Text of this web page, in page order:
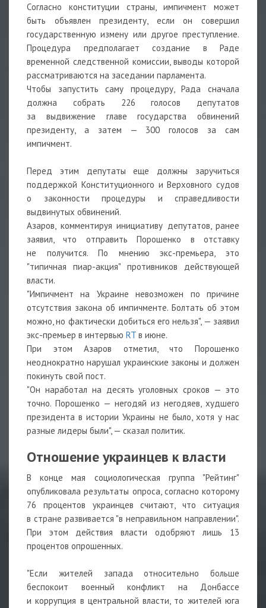
Согласно конституции страны, импичмент может
быть объявлен президенту, если он совершил
государственную измену или другое преступление.
Процедура предполагает создание в Раде
временной следственной комиссии, выводы которой
рассматриваются на заседании парламента.
Чтобы запустить саму процедуру, Рада сначала
должна собрать 226 голосов депутатов
за выдвижение главе государства обвинений
президенту, а затем — 300 голосов за сам
импичмент.
Перед этим депутаты еще должны заручиться
поддержкой Конституционного и Верховного судов
о законности процедуры и справедливости
выдвинутых обвинений.
Азаров, комментируя инициативу депутатов, ранее
заявил, что отправить Порошенко в отставку
не получится. По мнению экс-премьера, это
"типичная пиар-акция" противников действующей
власти.
"Импичмент на Украине невозможен по причине
отсутствия закона об импичменте. Болтать об этом
можно, но фактически добиться его нельзя", — заявил
экс-премьер в интервью RT в июне.
При этом Азаров отметил, что Порошенко
неоднократно нарушал украинские законы и должен
покинуть свой пост.
"Он наработал на десять уголовных сроков — это
точно. Порошенко — негодяй из негодяев, худшего
президента в истории Украины не было, хотя у нас
разные лидеры были", — сказал политик.
Отношение украинцев к власти
В конце мая социологическая группа "Рейтинг"
опубликовала результаты опроса, согласно которому
76 процентов украинцев считают, что ситуация
в стране развивается "в неправильном направлении".
При этом действия власти одобряют лишь 13
процентов опрошенных.
"Если жителей запада относительно больше
беспокоит военный конфликт на Донбассе
и коррупция в центральной власти, то жителей юга